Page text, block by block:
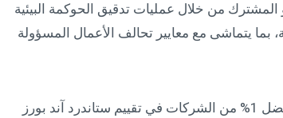
من خلال عمليات تدقيق الحوكمة البيئية
بما يتماشى مع معايير تحالف الأعمال المسؤولة
بفضل جهودها المتواصلة، صُنفت شركة إل جي ضمن أفضل 1% من الشركات في تقييم ستاندرد آند بورز